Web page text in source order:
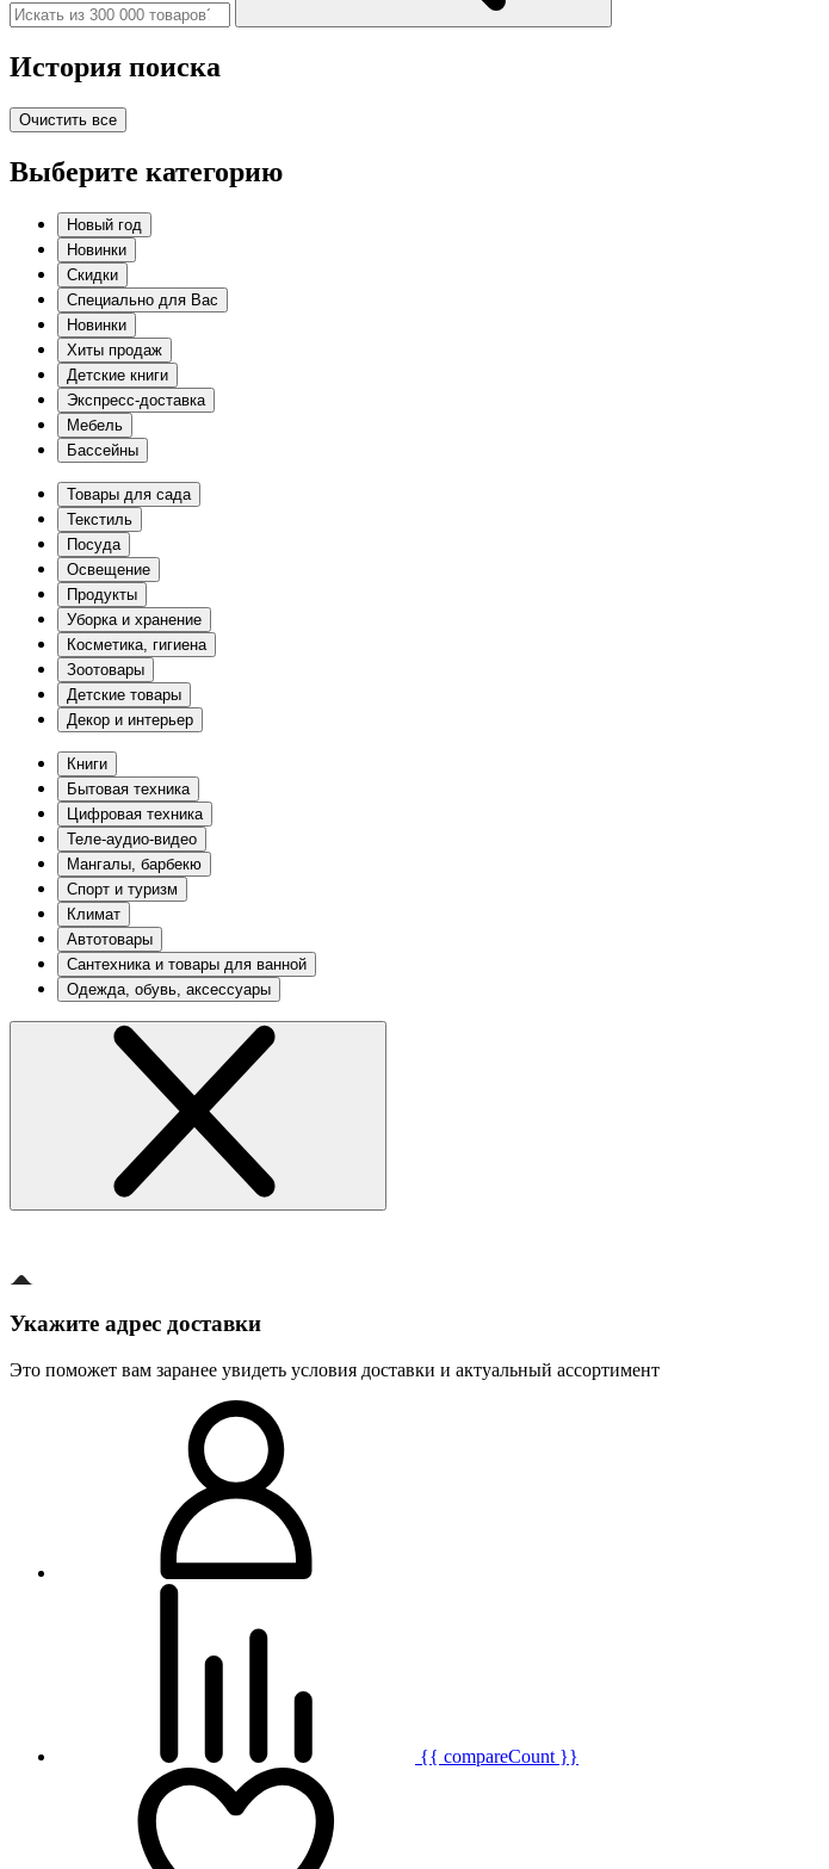
История поиска
Очистить все
Выберите категорию
Новый год
Новинки
Скидки
Специально для Вас
Новинки
Хиты продаж
Детские книги
Экспресс-доставка
Мебель
Бассейны
Товары для сада
Текстиль
Посуда
Освещение
Продукты
Уборка и хранение
Косметика, гигиена
Зоотовары
Детские товары
Декор и интерьер
Книги
Бытовая техника
Цифровая техника
Теле-аудио-видео
Мангалы, барбекю
Спорт и туризм
Климат
Автотовары
Сантехника и товары для ванной
Одежда, обувь, аксессуары
Укажите адрес доставки
Это поможет вам заранее увидеть условия доставки и актуальный ассортимент
{{ compareCount }}